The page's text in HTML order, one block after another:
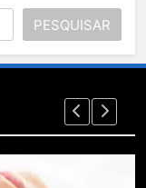
PESQUISAR